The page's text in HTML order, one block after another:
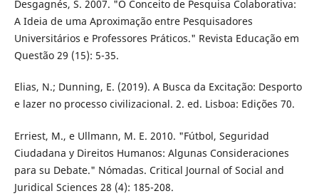
Desgagnés, S. 2007. "O Conceito de Pesquisa Colaborativa:
A Ideia de uma Aproximação entre Pesquisadores
Universitários e Professores Práticos." Revista Educação em
Questão 29 (15): 5-35.
Elias, N.; Dunning, E. (2019). A Busca da Excitação: Desporto
e lazer no processo civilizacional. 2. ed. Lisboa: Edições 70.
Erriest, M., e Ullmann, M. E. 2010. "Fútbol, Seguridad
Ciudadana y Direitos Humanos: Algunas Consideraciones
para su Debate." Nómadas. Critical Journal of Social and
Juridical Sciences 28 (4): 185-208.